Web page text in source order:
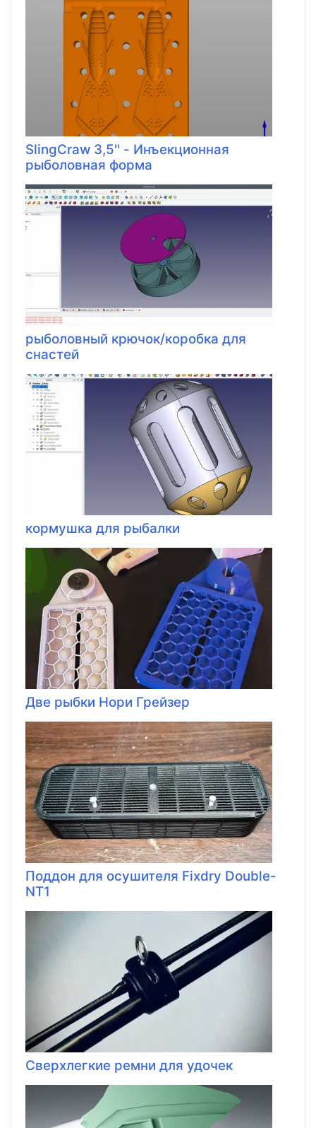
SlingCraw 3,5'' - Инъекционная
рыболовная форма
рыболовный крючок/коробка для
снастей
кормушка для рыбалки
Две рыбки Нори Грейзер
Поддон для осушителя Fixdry Double-
NT1
Сверхлегкие ремни для удочек